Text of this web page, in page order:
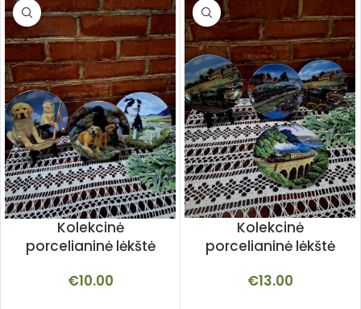
Kolekcinė
porcelianinė lėkštė
€10.00
Kolekcinė
porcelianinė lėkštė
€13.00